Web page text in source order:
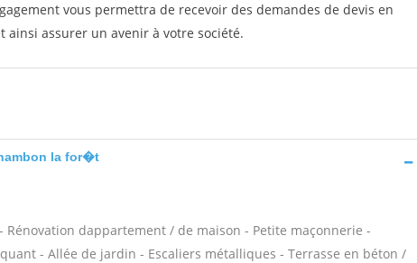
vous permettra de recevoir des demandes de devis en
assurer un avenir à votre société.
la for�t
dappartement / de maison - Petite maçonnerie -
- Allée de jardin - Escaliers métalliques - Terrasse en béton /